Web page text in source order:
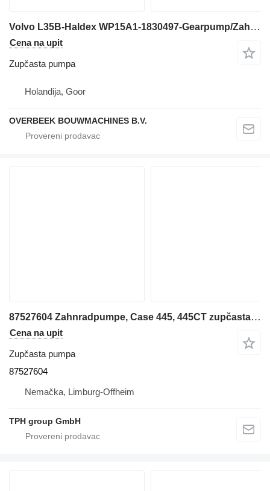
Volvo L35B-Haldex WP15A1-1830497-Gearpump/Zahnradpumpe zupčasta pumpa za prednjeg utovarivača
Cena na upit
Zupčasta pumpa
Holandija, Goor
OVERBEEK BOUWMACHINES B.V.
87527604 Zahnradpumpe, Case 445, 445CT zupčasta pumpa za Case 445, 445CT mini utovarivača
Cena na upit
Zupčasta pumpa
87527604
Nemačka, Limburg-Offheim
TPH group GmbH